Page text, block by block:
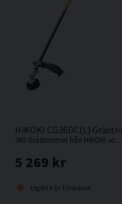
HiKOKI CG36DC(L)
36V Grästrimmer från HiKOKI som innehåller slyklinga och trimmerhuvud.
5 269 kr
Utgått från Tillverkare